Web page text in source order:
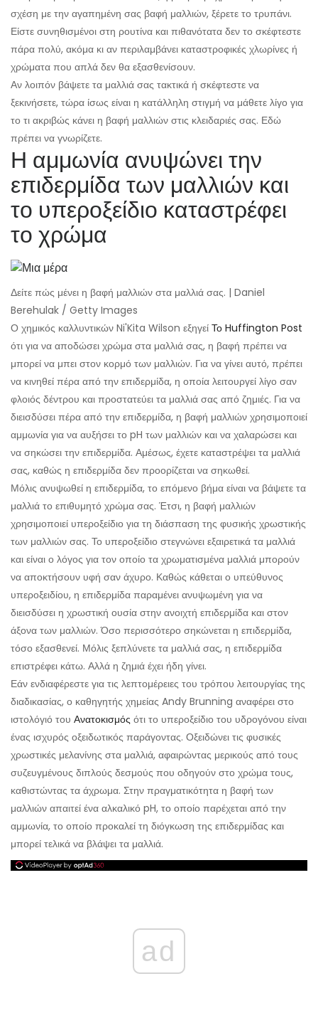
σχέση με την αγαπημένη σας βαφή μαλλιών, ξέρετε το τρυπάνι.
Είστε συνηθισμένοι στη ρουτίνα και πιθανότατα δεν το σκέφτεστε
πάρα πολύ, ακόμα κι αν περιλαμβάνει καταστροφικές χλωρίνες ή
χρώματα που απλά δεν θα εξασθενίσουν.
Αν λοιπόν βάψετε τα μαλλιά σας τακτικά ή σκέφτεστε να
ξεκινήσετε, τώρα ίσως είναι η κατάλληλη στιγμή να μάθετε λίγο για
το τι ακριβώς κάνει η βαφή μαλλιών στις κλειδαριές σας. Εδώ
πρέπει να γνωρίζετε.
Η αμμωνία ανυψώνει την
επιδερμίδα των μαλλιών και
το υπεροξείδιο καταστρέφει
το χρώμα
Δείτε πώς μένει η βαφή μαλλιών στα μαλλιά σας. | Daniel
Berehulak / Getty Images
Ο χημικός καλλυντικών Ni'Kita Wilson εξηγεί Το Huffington Post
ότι για να αποδώσει χρώμα στα μαλλιά σας, η βαφή πρέπει να
μπορεί να μπει στον κορμό των μαλλιών. Για να γίνει αυτό, πρέπει
να κινηθεί πέρα ​​από την επιδερμίδα, η οποία λειτουργεί λίγο σαν
φλοιός δέντρου και προστατεύει τα μαλλιά σας από ζημιές. Για να
διεισδύσει πέρα ​​από την επιδερμίδα, η βαφή μαλλιών χρησιμοποιεί
αμμωνία για να αυξήσει το pH των μαλλιών και να χαλαρώσει και
να σηκώσει την επιδερμίδα. Αμέσως, έχετε καταστρέψει τα μαλλιά
σας, καθώς η επιδερμίδα δεν προορίζεται να σηκωθεί.
Μόλις ανυψωθεί η επιδερμίδα, το επόμενο βήμα είναι να βάψετε τα
μαλλιά το επιθυμητό χρώμα σας. Έτσι, η βαφή μαλλιών
χρησιμοποιεί υπεροξείδιο για τη διάσπαση της φυσικής χρωστικής
των μαλλιών σας. Το υπεροξείδιο στεγνώνει εξαιρετικά τα μαλλιά
και είναι ο λόγος για τον οποίο τα χρωματισμένα μαλλιά μπορούν
να αποκτήσουν υφή σαν άχυρο. Καθώς κάθεται ο υπεύθυνος
υπεροξειδίου, η επιδερμίδα παραμένει ανυψωμένη για να
διεισδύσει η χρωστική ουσία στην ανοιχτή επιδερμίδα και στον
άξονα των μαλλιών. Όσο περισσότερο σηκώνεται η επιδερμίδα,
τόσο εξασθενεί. Μόλις ξεπλύνετε τα μαλλιά σας, η επιδερμίδα
επιστρέφει κάτω. Αλλά η ζημιά έχει ήδη γίνει.
Εάν ενδιαφέρεστε για τις λεπτομέρειες του τρόπου λειτουργίας της
διαδικασίας, ο καθηγητής χημείας Andy Brunning αναφέρει στο
ιστολόγιό του Ανατοκισμός ότι το υπεροξείδιο του υδρογόνου είναι
ένας ισχυρός οξειδωτικός παράγοντας. Οξειδώνει τις φυσικές
χρωστικές μελανίνης στα μαλλιά, αφαιρώντας μερικούς από τους
συζευγμένους διπλούς δεσμούς που οδηγούν στο χρώμα τους,
καθιστώντας τα άχρωμα. Στην πραγματικότητα η βαφή των
μαλλιών απαιτεί ένα αλκαλικό pH, το οποίο παρέχεται από την
αμμωνία, το οποίο προκαλεί τη διόγκωση της επιδερμίδας και
μπορεί τελικά να βλάψει τα μαλλιά.
ad